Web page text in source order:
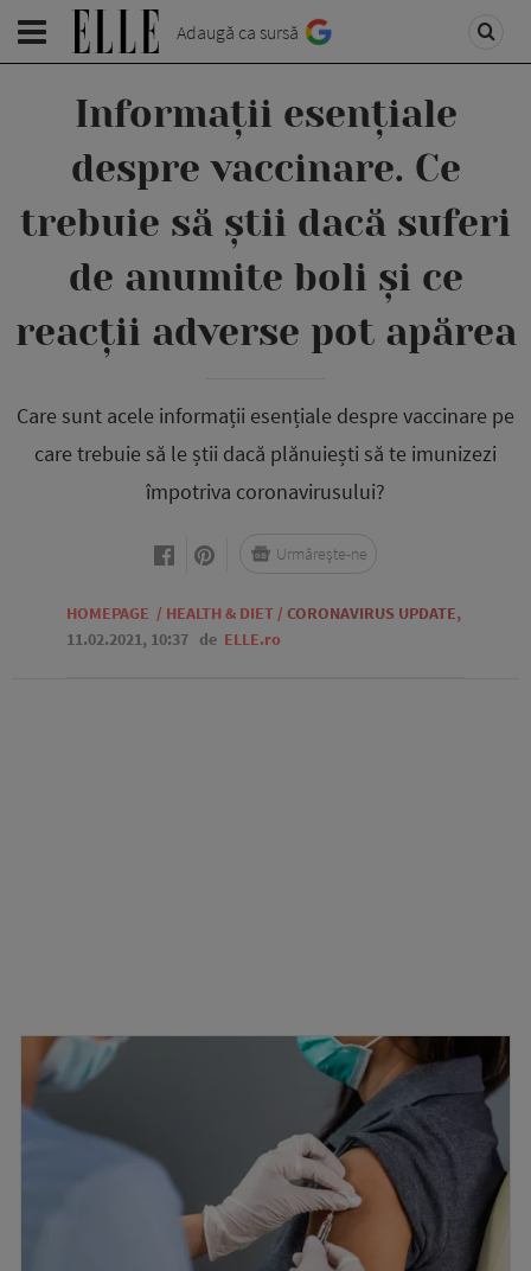
Adaugă ca sursă
Informații esențiale
despre vaccinare. Ce
trebuie să știi dacă suferi
de anumite boli și ce
reacții adverse pot apărea
Care sunt acele informații esențiale despre vaccinare pe
care trebuie să le știi dacă plănuiești să te imunizezi
împotriva coronavirusului?
HOMEPAGE / HEALTH & DIET / CORONAVIRUS UPDATE,
11.02.2021, 10:37 de ELLE.ro
Urmărește-ne